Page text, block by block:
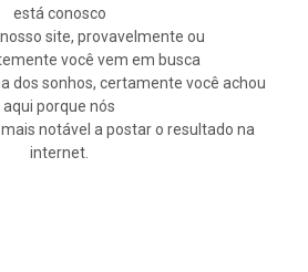
está conosco
site, provavelmente ou
você vem em busca
dos sonhos, certamente você achou
aqui porque nós
notável a postar o resultado na
internet.